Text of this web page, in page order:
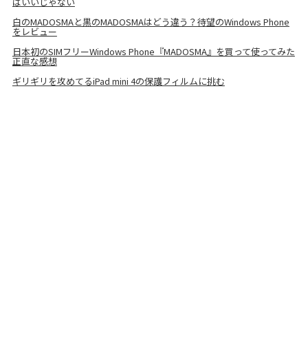
白のMADOSMAと黒のMADOSMAはどう違う？待望のWindows Phone
をレビュー
日本初のSIMフリーWindows Phone『MADOSMA』を買って使ってみた
正直な感想
ギリギリを攻めてるiPad mini 4の保護フィルムに挑む